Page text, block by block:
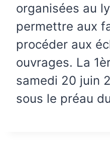
organisées au
permettre aux
procéder aux
ouvrages. La
samedi 20 juin
sous le préau